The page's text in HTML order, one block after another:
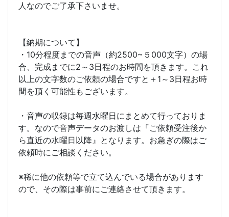
人なのでご了承下さいませ。
【納期について】
・10分程度までの音声（約2500~５000文字）の場
合、完成までに2～3日程のお時間を頂きます。これ
以上の文字数のご依頼の場合ですと＋1～3日程お時
間を頂く可能性もございます。
・音声の収録は毎週水曜日にまとめて行っておりま
す。なので音声データのお渡しは『ご依頼受注後か
ら直近の水曜日以降』となります。お急ぎの際はご
依頼時にご相談ください。
※稀に他の依頼等で立て込んでいる場合があります
ので、その際は事前にご連絡させて頂きます。